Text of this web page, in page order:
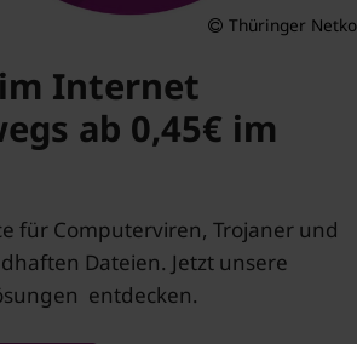
Thüringer
Internet
ab 0,45€ im
für Computerviren, Trojaner und
Dateien. Jetzt unsere
entdecken.